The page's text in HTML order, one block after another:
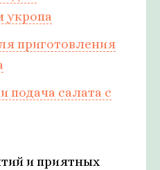
укропа
приготовления
подача салата с
и приятных